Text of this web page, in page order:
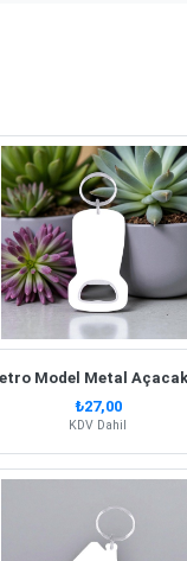
₺27,00
KDV Dahil